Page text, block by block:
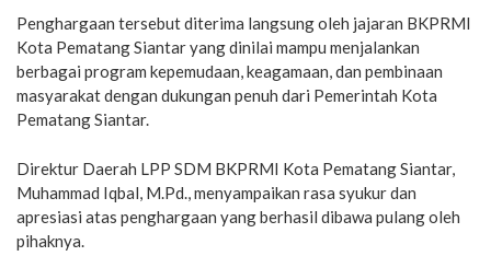
Penghargaan tersebut diterima langsung oleh jajaran BKPRMI
Kota Pematang Siantar yang dinilai mampu menjalankan
berbagai program kepemudaan, keagamaan, dan pembinaan
masyarakat dengan dukungan penuh dari Pemerintah Kota
Pematang Siantar.
Direktur Daerah LPP SDM BKPRMI Kota Pematang Siantar,
Muhammad Iqbal, M.Pd., menyampaikan rasa syukur dan
apresiasi atas penghargaan yang berhasil dibawa pulang oleh
pihaknya.